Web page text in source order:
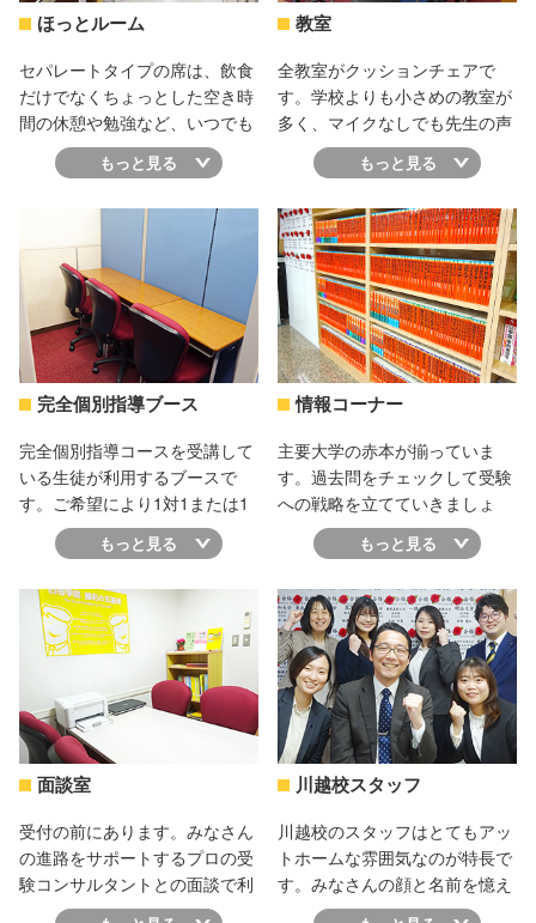
も快適に勉強できる環境が整っ
ています。
ほっとルーム
セパレートタイプの席は、飲食
だけでなくちょっとした空き時
間の休憩や勉強など、いつでも
自由に利用できます。気分を変
えて一息ついたら、またがんば
もっと見る
教室
全教室がクッションチェアで
す。学校よりも小さめの教室が
多く、マイクなしでも先生の声
がよく聞こえる広さです。他の
予備校のように100名入るよう
室も集中して授業が受けられま
す。
もっと見る
完全個別指導ブース
完全個別指導コースを受講して
いる生徒が利用するブースで
す。ご希望により1対1または1
対2で指導が受けられます。大
学受験対策、学校補習を中心
ともできます。予備校の授業と
併用受講することもできます。
もっと見る
情報コーナー
主要大学の赤本が揃っていま
す。過去問をチェックして受験
への戦略を立てていきましょ
もっと見る
面談室
受付の前にあります。みなさん
の進路をサポートするプロの受
験コンサルタントとの面談で利
用します。進路のこと、受験の
川越校スタッフ
川越校のスタッフはとてもアッ
トホームな雰囲気なのが特長で
す。みなさんの顔と名前を憶え
て応援しますので、何でも気軽